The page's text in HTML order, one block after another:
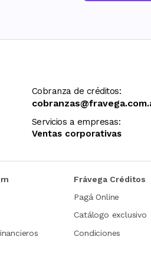
Cobranza de créditos:
Servicios a empresas:
Ventas corporativas
Frávega Créditos
Pagá Online
Catálogo exclusivo
Condiciones